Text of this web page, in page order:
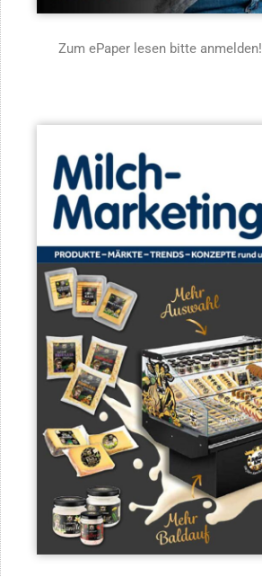
Zum ePaper lesen bitte anmelden!